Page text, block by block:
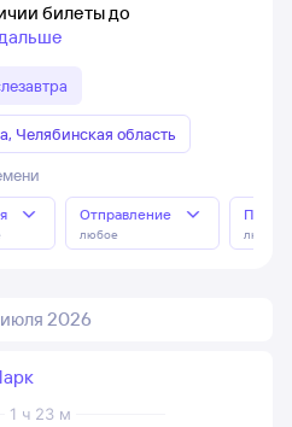
билеты до
Челябинская область
Отправление
любое любое
2026
1 ч 23 м